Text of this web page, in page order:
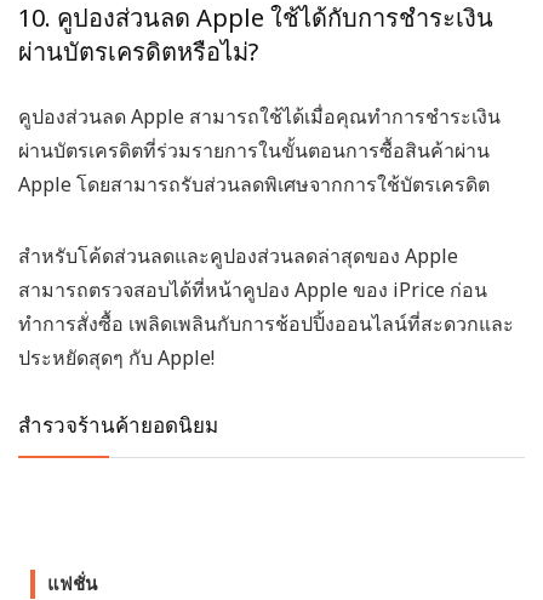
10. คูปองส่วนลด Apple ใช้ได้กับการชำระเงิน
ผ่านบัตรเครดิตหรือไม่?
คูปองส่วนลด Apple สามารถใช้ได้เมื่อคุณทำการชำระเงิน
ผ่านบัตรเครดิตที่ร่วมรายการในขั้นตอนการซื้อสินค้าผ่าน
Apple โดยสามารถรับส่วนลดพิเศษจากการใช้บัตรเครดิต
สำหรับโค้ดส่วนลดและคูปองส่วนลดล่าสุดของ Apple
สามารถตรวจสอบได้ที่หน้าคูปอง Apple ของ iPrice ก่อน
ทำการสั่งซื้อ เพลิดเพลินกับการช้อปปิ้งออนไลน์ที่สะดวกและ
ประหยัดสุดๆ กับ Apple!
สำรวจร้านค้ายอดนิยม
แฟชั่น